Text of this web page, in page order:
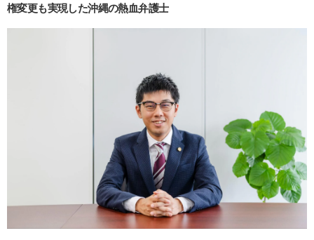
権変更も実現した沖縄の熱血弁護士